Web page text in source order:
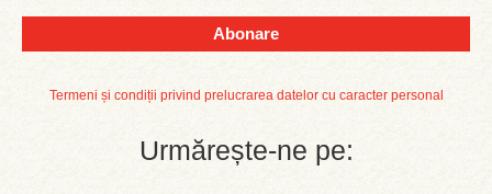
Abonare
Termeni și condiții privind prelucrarea datelor cu caracter personal
Urmărește-ne pe: